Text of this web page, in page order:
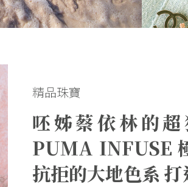
精品珠寶
呸姊蔡依林的超
PUMA INFUSE
抗拒的大地色系